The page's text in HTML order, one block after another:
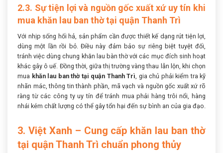
2.3. Sự tiện lợi và nguồn gốc xuất xứ uy tín khi
mua khăn lau ban thờ tại quận Thanh Trì
Với nhịp sống hối hả, sản phẩm cần được thiết kế dạng rút tiện lợi,
dùng một lần rồi bỏ. Điều này đảm bảo sự riêng biệt tuyệt đối,
tránh việc dùng chung khăn lau bàn thờ với các mục đích sinh hoạt
khác gây ô uế. Đồng thời, giữa thị trường vàng thau lẫn lộn, khi chọn
mua khăn lau ban thờ tại quận Thanh Trì, gia chủ phải kiểm tra kỹ
nhãn mác, thông tin thành phần, mã vạch và nguồn gốc xuất xứ rõ
ràng từ các công ty uy tín để tránh mua phải hàng trôi nổi, hàng
nhái kém chất lượng có thể gây tổn hại đến sự bình an của gia đạo.
3. Việt Xanh – Cung cấp khăn lau ban thờ
tại quận Thanh Trì chuẩn phong thủy